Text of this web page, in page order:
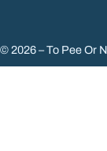
© 2026 – To Pee Or